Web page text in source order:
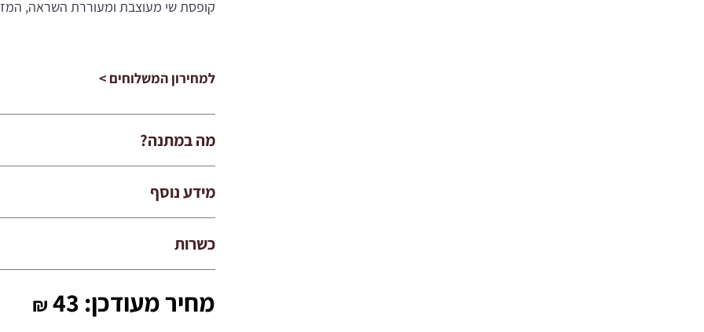
קופסת שי מעוצבת ומעוררת השראה,
למחירון המשלוחים >
מה במתנה?
מידע נוסף
כשרות
מחיר מעודכן: 43
₪